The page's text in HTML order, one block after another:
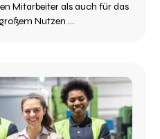
Mitarbeiter als auch für das
Nutzen ...